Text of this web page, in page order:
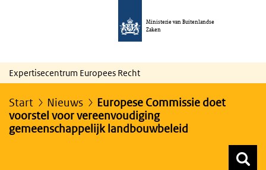
Ministerie van Buitenlandse
Zaken
Expertisecentrum Europees Recht
Start Nieuws
Europese Commissie doet
voorstel voor vereenvoudiging
gemeenschappelijk landbouwbeleid